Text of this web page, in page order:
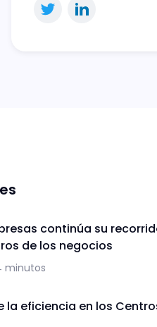
continúa su
de los negocios
minutos
la eficiencia en los